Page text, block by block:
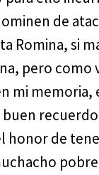
de
Romina, si
pero como
mi memoria,
honor de